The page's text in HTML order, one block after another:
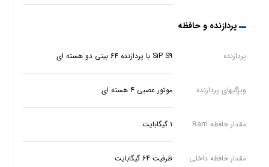
پردازنده و حافظه
پردازنده SiP S9 با پردازنده 64 بیتی دو هسته ای
ویژگیهای پردازنده موتور عصبی 4 هسته ای
مقدار حافظه Ram ۱ گیگابایت
مقدار حافظه داخلی ظرفیت 64 گیگابایت